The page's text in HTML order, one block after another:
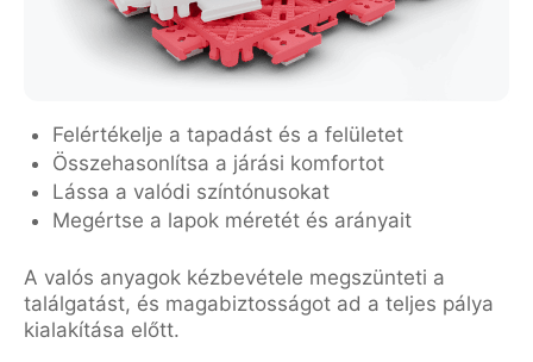
Felértékelje a tapadást és a felületet
Összehasonlítsa a járási komfortot
Lássa a valódi színtónusokat
Megértse a lapok méretét és arányait
A valós anyagok kézbevétele megszünteti a
találgatást, és magabiztosságot ad a teljes pálya
kialakítása előtt.